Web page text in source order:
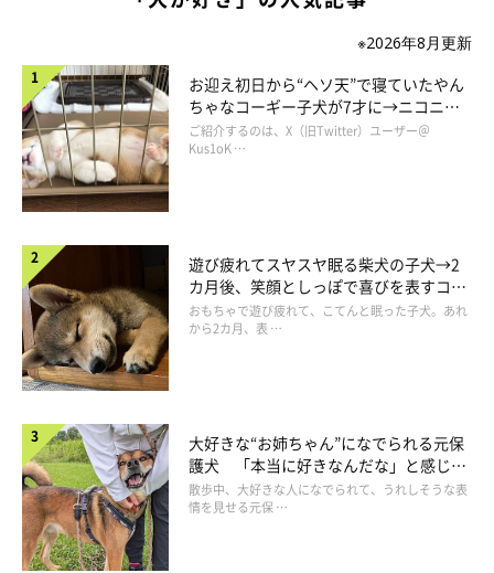
@shiba.mufu
飼い主さんのところまで無事、お布団をお届け(｀・ω・´)
※2026年8月更新
お迎え初日から“ヘソ天”で寝ていたやん
ちゃなコーギー子犬が7才に→ニコニ
コ“コーギースマイル”が魅力のコに成
長！
ご紹介するのは、X（旧Twitter）ユーザー＠
Kus1oK …
遊び疲れてスヤスヤ眠る柴犬の子犬→2
カ月後、笑顔としっぽで喜びを表すコに
成長！
おもちゃで遊び疲れて、こてんと眠った子犬。あれ
から2カ月、表 …
大好きな“お姉ちゃん”になでられる元保
護犬 「本当に好きなんだな」と感じる
表情にほっこり
散歩中、大好きな人になでられて、うれしそうな表
情を見せる元保 …